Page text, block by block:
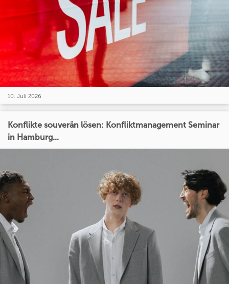
10. Juli 2026
Konflikte souverän lösen: Konfliktmanagement Seminar
in Hamburg...